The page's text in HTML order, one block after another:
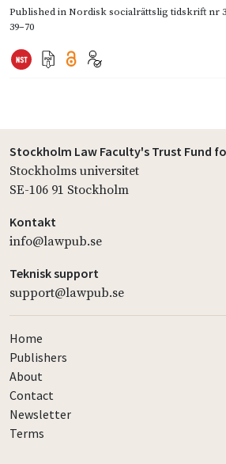
Published inNordisk socialrättslig tidskrift nr
39–70
Stockholm Law Faculty's Trust Fund
Stockholms universitet
SE-106 91 Stockholm
Kontakt
info@lawpub.se
Teknisk support
support@lawpub.se
Home
Publishers
About
Contact
Newsletter
Terms